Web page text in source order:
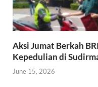
Aksi Jumat Berkah
Kepedulian di
June 15, 2026